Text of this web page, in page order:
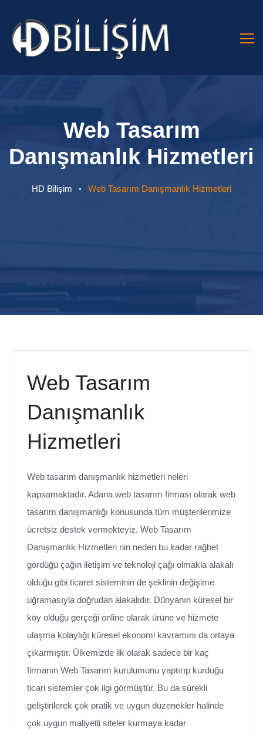
Web Tasarım
Danışmanlık Hizmetleri
HD Bilişim Web Tasarım Danışmanlık Hizmetleri
Web Tasarım
Danışmanlık
Hizmetleri
Web tasarım danışmanlık hizmetleri neleri
kapsamaktadır. Adana web tasarım firması olarak web
tasarım danışmanlığı konusunda tüm müşterilerimize
ücretsiz destek vermekteyiz. Web Tasarım
Danışmanlık Hizmetleri nin neden bu kadar rağbet
gördüğü çağın iletişim ve teknoloji çağı olmakla alakalı
olduğu gibi ticaret sisteminin de şeklinin değişime
uğramasıyla doğrudan alakalıdır. Dünyanın küresel bir
köy olduğu gerçeği online olarak ürüne ve hizmete
ulaşma kolaylığı küresel ekonomi kavramını da ortaya
çıkarmıştır. Ülkemizde ilk olarak sadece bir kaç
firmanın Web Tasarım kurulumunu yaptırıp kurduğu
ticari sistemler çok ilgi görmüştür. Bu da sürekli
geliştirilerek çok pratik ve uygun düzenekler halinde
çok uygun maliyetli siteler kurmaya kadar